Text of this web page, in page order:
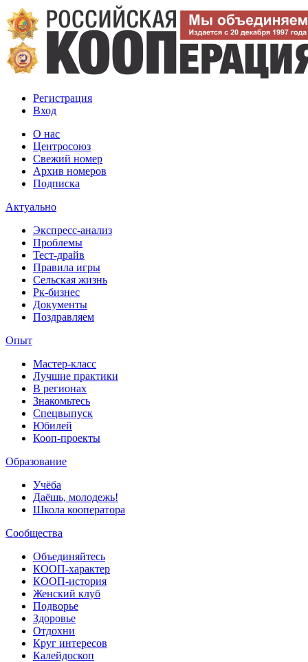
Регистрация
Вход
О нас
Центросоюз
Свежий номер
Архив номеров
Подписка
Актуально
Экспресс-анализ
Проблемы
Тест-драйв
Правила игры
Сельская жизнь
Рк-бизнес
Документы
Поздравляем
Опыт
Мастер-класс
Лучшие практики
В регионах
Знакомьтесь
Спецвыпуск
Юбилей
Кооп-проекты
Образование
Учёба
Даёшь, молодежь!
Школа кооператора
Сообщества
Объединяйтесь
КООП-характер
КООП-история
Женский клуб
Подворье
Здоровье
Отдохни
Круг интересов
Калейдоскоп